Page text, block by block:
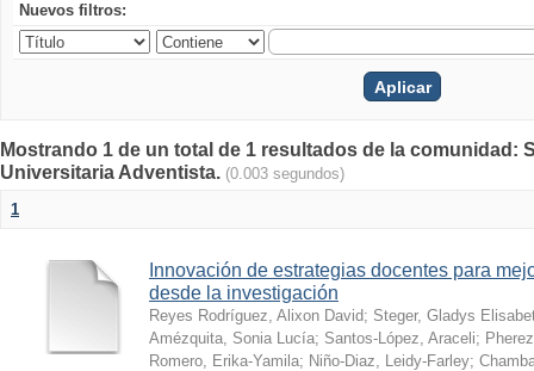
Nuevos filtros:
Mostrando 1 de un total de 1 resultados de la comunidad:
Universitaria Adventista. (0.003 segundos)
1
Innovación de estrategias docentes para
desde la investigación
Reyes Rodríguez, Alixon David; Steger, Gladys
Amézquita, Sonia Lucía; Santos-López, Araceli;
Romero, Erika-Yamila; Niño-Diaz, Leidy-Farley;